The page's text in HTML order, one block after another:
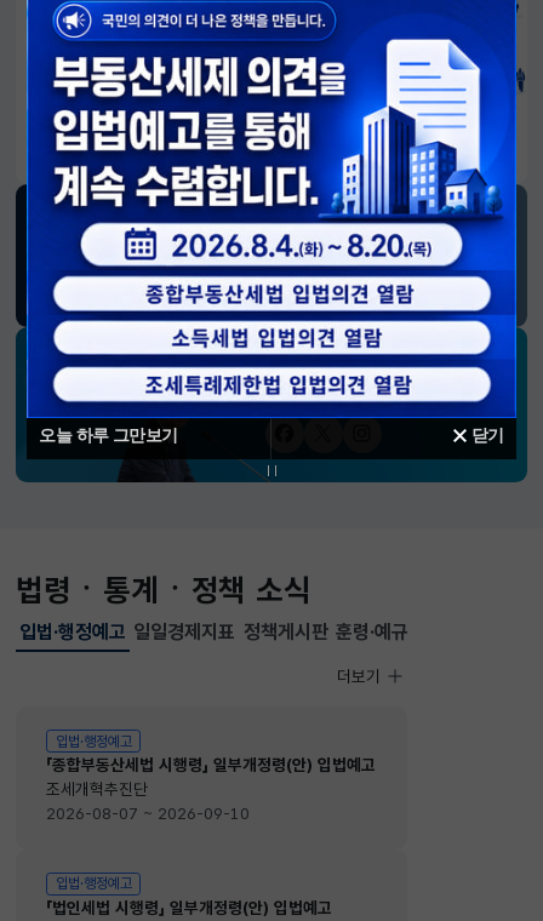
오늘 하루 그만보기 닫기
알림판
국민이 만든 대전환의 길-회복과 도약, 모두의 1년
재정경제부 SNS 소식
블로그페이스북트위터(X)유튜브인스타그램
소통하는 경제 리더 구윤철 장관의
SNS 채널
법령ㆍ통계ㆍ정책 소식
입법·행정예고
선택됨
입법·행정예고
입법·행정예고
「종합부동산세법 시행령」 일부개정령(안) 입법예고
조세개혁추진단
2026-08-07 ~ 2026-09-10
입법·행정예고
「법인세법 시행령」 일부개정령(안) 입법예고
입법·행정예고
더보기
일일경제지표 정책게시판 훈령·예규